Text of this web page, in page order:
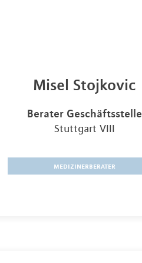
Misel Stojkovic
Berater Geschäftsstelle
Stuttgart VIII
medizinerberater